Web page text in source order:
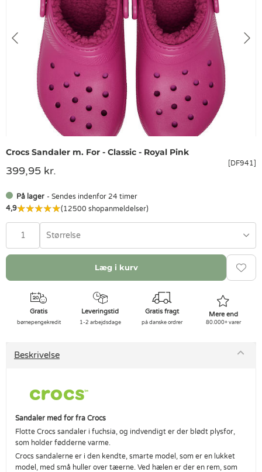
Crocs Sandaler m. For - Classic - Royal Pink
[DF941]
399,95 kr.
På lager - Sendes indenfor 24 timer
4,9
(12500 shopanmeldelser)
Størrelse
Læg i kurv
Gratis
børnepengekredit
Leveringstid
1-2 arbejdsdage
Gratis fragt
på danske ordrer
Mere end
80.000+ varer
Beskrivelse
Sandaler med for fra Crocs
Flotte Crocs sandaler i fuchsia, og indvendigt er der blødt plysfor,
som holder fødderne varme.
Crocs sandalerne er i den kendte, smarte model, som er en lukket
model, med små huller over tæerne. Ved hælen er der en rem, som